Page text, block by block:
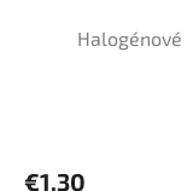
€1,30